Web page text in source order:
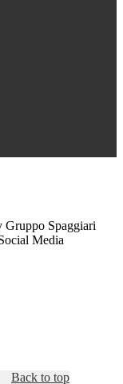
Gruppo Spaggiari
Media
Back to top